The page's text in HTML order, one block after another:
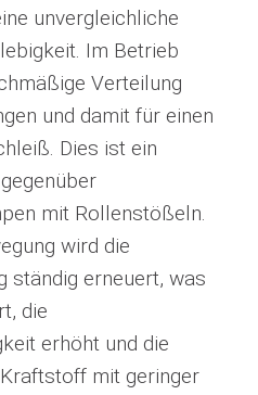
unvergleichliche
Im Betrieb
Verteilung
und damit für einen
Dies ist ein
mit Rollenstößeln.
wird die
ständig erneuert, was
die
erhöht und die
mit geringer